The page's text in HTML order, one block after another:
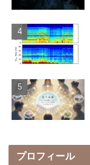
プロフィール